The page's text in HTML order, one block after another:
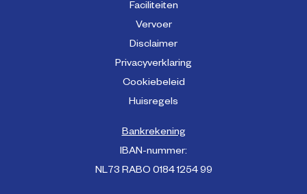
Faciliteiten
Vervoer
Disclaimer
Privacyverklaring
Cookiebeleid
Huisregels
Bankrekening
IBAN-nummer:
NL73 RABO 0184 1254 99